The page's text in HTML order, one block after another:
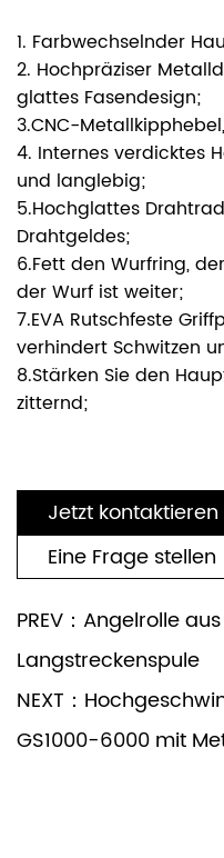
1. Farbwechselnder
2. Hochpräziser
glattes Fasendesign;
3.CNC-
4. Internes verdicktes
und langlebig;
5.Hochglattes
Drahtgeldes;
6.Fett den Wurfring,
der Wurf ist weiter;
7.EVA Rutschfeste
verhindert Schwitzen
8.Stärken Sie den
zitternd;
Jetzt kontaktieren
Eine Frage stellen
PREV：Angelrolle
Langstreckenspule
NEXT：
GS1000-6000 mit